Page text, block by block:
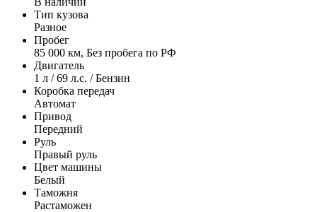
Тип кузова
Разное
Пробег
85 000 км, Без пробега по РФ
Двигатель
1 л / 69 л.с. / Бензин
Коробка передач
Автомат
Привод
Передний
Руль
Правый руль
Цвет машины
Белый
Таможня
Растаможен